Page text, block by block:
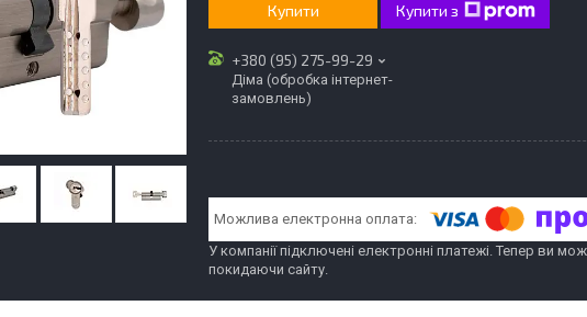
Купити Купити з
+380 (95) 275-99-29
Діма (обробка інтернет-
замовлень)
У компанії підключені електронні платежі. Тепер ви
покидаючи сайту.